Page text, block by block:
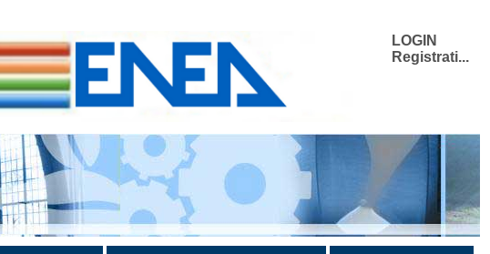
LOGIN
Registrati...